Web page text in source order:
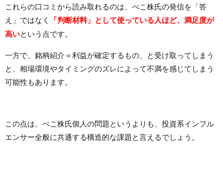
これらの口コミから読み取れるのは、ぺこ株氏の発信を「答
え」ではなく
「判断材料」として使っている人ほど、満足度が
高いという点です。
一方で、銘柄紹介＝利益が確定するもの、と受け取ってしまう
と、相場環境やタイミングのズレによって不満を感じてしまう
可能性もあります。
この点は、ぺこ株氏個人の問題というよりも、投資系インフル
エンサー全般に共通する構造的な課題と言えるでしょう。